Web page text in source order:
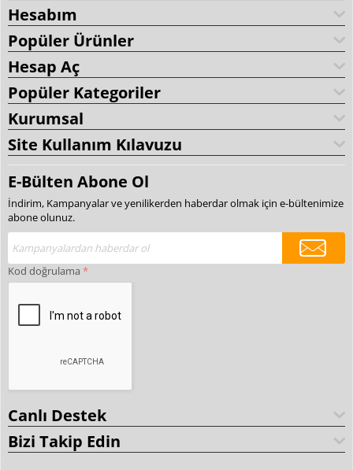
Hesabım
Popüler Ürünler
Hesap Aç
Popüler Kategoriler
Kurumsal
Site Kullanım Kılavuzu
E-Bülten Abone Ol
İndirim, Kampanyalar ve yenilikerden haberdar olmak için e-bültenimize
abone olunuz.
Kod doğrulama
Canlı Destek
Bizi Takip Edin